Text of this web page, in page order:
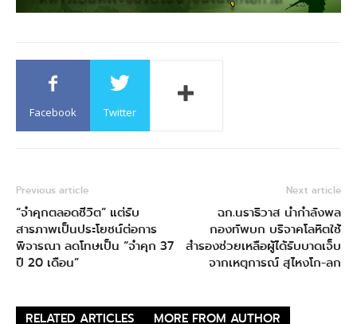
Facebook Twitter
Previous article
“จำคุกตลอดชีวิต” แต่รับ
สารภาพเป็นประโยชน์ต่อการ
พิจารณา ลดโทษเป็น “จำคุก 37
ปี 20 เดือน”
Next article
ฉก.นราธิวาส นำกำลังพล
กองทัพบก บริจาคโลหิตใช้
สำรองช่วยเหลือผู้ได้รับบาดเจ็บ
จากเหตุการณ์ สุไหงโก-ลก
RELATED ARTICLES MORE FROM AUTHOR